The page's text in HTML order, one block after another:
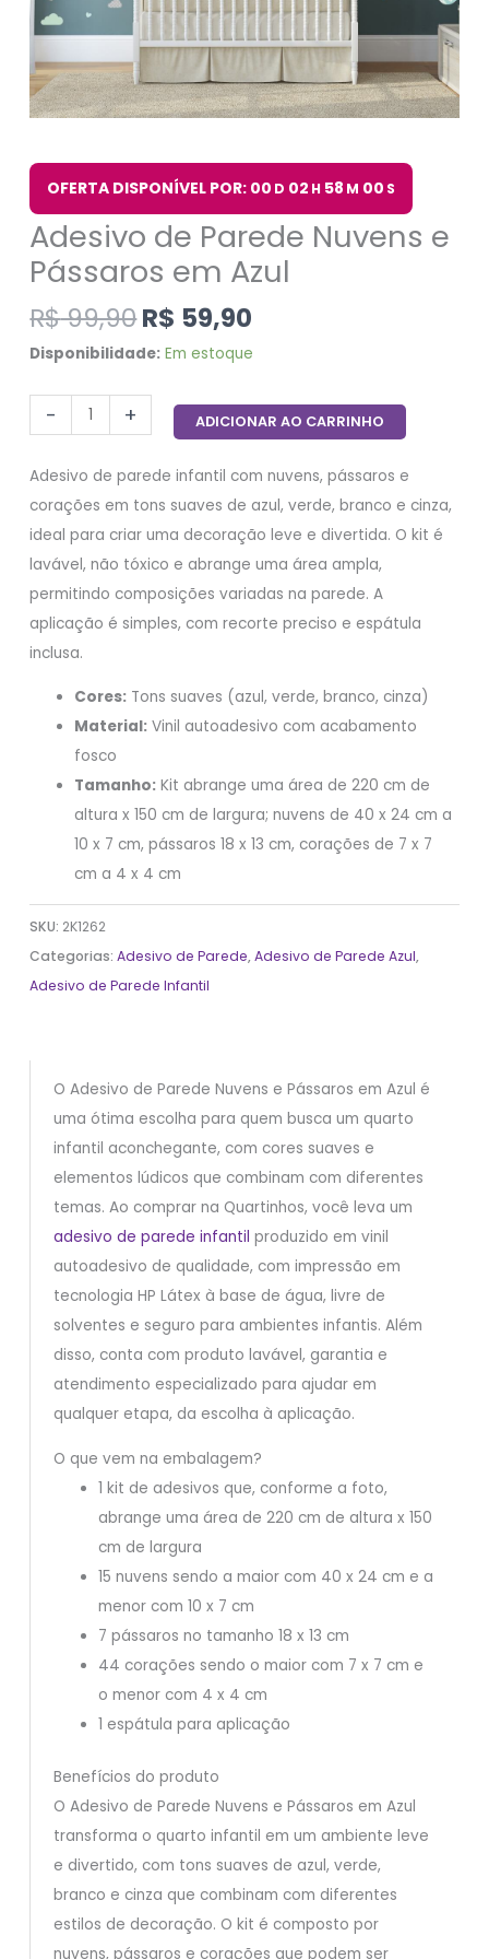
OFERTA DISPONÍVEL POR: 00 D 02 H 58 M 00 S
Adesivo de Parede Nuvens e
Pássaros em Azul
R$99,90R$ 59,90
Disponibilidade: Em estoque
- + ADICIONAR AO CARRINHO
Adesivo de parede infantil com nuvens, pássaros e
corações em tons suaves de azul, verde, branco e cinza,
ideal para criar uma decoração leve e divertida. O kit é
lavável, não tóxico e abrange uma área ampla,
permitindo composições variadas na parede. A
aplicação é simples, com recorte preciso e espátula
inclusa.
Cores: Tons suaves (azul, verde, branco, cinza)
Material: Vinil autoadesivo com acabamento
fosco
Tamanho: Kit abrange uma área de 220 cm de
altura x 150 cm de largura; nuvens de 40 x 24 cm a
10 x 7 cm, pássaros 18 x 13 cm, corações de 7 x 7
cm a 4 x 4 cm
SKU: 2K1262
Categorias:Adesivo de Parede,Adesivo de Parede Azul,
Adesivo de Parede Infantil
O Adesivo de Parede Nuvens e Pássaros em Azul é
uma ótima escolha para quem busca um quarto
infantil aconchegante, com cores suaves e
elementos lúdicos que combinam com diferentes
temas. Ao comprar na Quartinhos, você leva um
adesivo de parede infantil produzido em vinil
autoadesivo de qualidade, com impressão em
tecnologia HP Látex à base de água, livre de
solventes e seguro para ambientes infantis. Além
disso, conta com produto lavável, garantia e
atendimento especializado para ajudar em
qualquer etapa, da escolha à aplicação.
O que vem na embalagem?
1 kit de adesivos que, conforme a foto,
abrange uma área de 220 cm de altura x 150
cm de largura
15 nuvens sendo a maior com 40 x 24 cm e a
menor com 10 x 7 cm
7 pássaros no tamanho 18 x 13 cm
44 corações sendo o maior com 7 x 7 cm e
o menor com 4 x 4 cm
1 espátula para aplicação
Benefícios do produto
O Adesivo de Parede Nuvens e Pássaros em Azul
transforma o quarto infantil em um ambiente leve
e divertido, com tons suaves de azul, verde,
branco e cinza que combinam com diferentes
estilos de decoração. O kit é composto por
nuvens, pássaros e corações que podem ser